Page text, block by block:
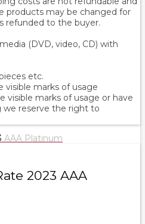
products may be changed for
refunded to the buyer.
(DVD, video, CD) with
etc.
visible marks of usage
visible marks of usage or have
we reserve the right to
AAA Platinum
2023 AAA